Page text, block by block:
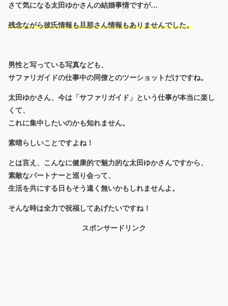
さて気になる太田ゆかさんの結婚事情ですが…
残念ながら彼氏情報も旦那さん情報もありませんでした。
男性と写っている写真なども、
サファリガイドの仕事中の同僚とのツーショットだけですね。
太田ゆかさん、今は「サファリガイド」という仕事が本当に楽し
くて、
これに集中したいのかも知れません。
素晴らしいことですよね！
とは言え、こんなに健康的で魅力的な太田ゆかさんですから、
素敵なパートナーと巡り会って、
生活を共にする日もそう遠く無いかもしれませんよ。
そんな時は全力で祝福してあげたいですね！
スポンサードリンク